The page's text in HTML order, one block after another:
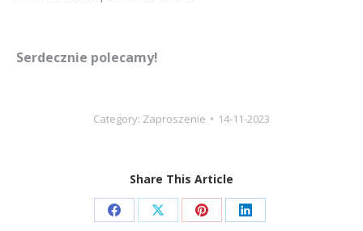
Serdecznie polecamy!
Category: Zaproszenie 14-11-2023
Share This Article
Share Share Share Share